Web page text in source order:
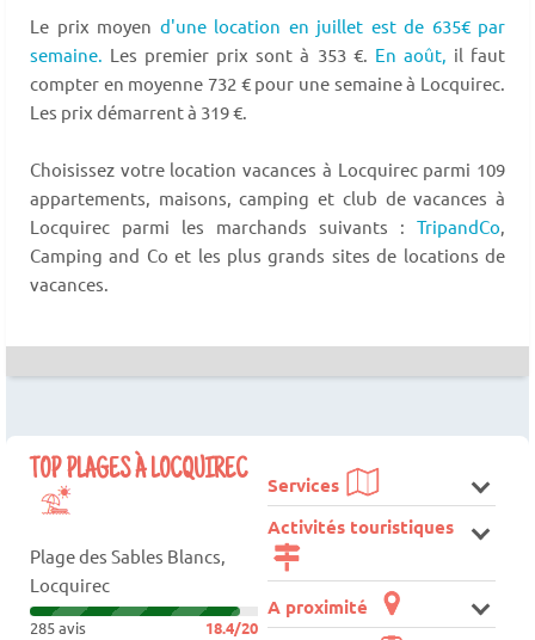
Le prix moyen d'une location en juillet est de 635€ par
semaine. Les premier prix sont à 353 €. En août, il faut
compter en moyenne 732 € pour une semaine à Locquirec.
Les prix démarrent à 319 €.
Choisissez votre location vacances à Locquirec parmi 109
appartements, maisons, camping et club de vacances à
Locquirec parmi les marchands suivants : TripandCo,
Camping and Co et les plus grands sites de locations de
vacances.
TOP PLAGES À LOCQUIREC
Plage des Sables Blancs,
Locquirec
285 avis 18.4/20
Services
Activités touristiques
A proximité